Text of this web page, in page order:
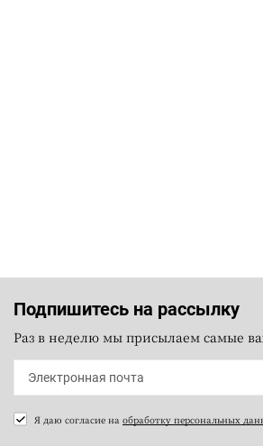
Подпишитесь на рассылку
Раз в неделю мы присылаем самые
Я даю согласие на обработку персональных